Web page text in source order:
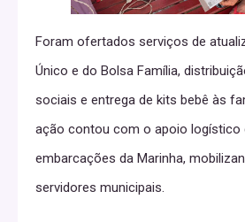
Foram ofertados serviços de
Único e do Bolsa Família,
sociais e entrega de kits bebê às
ação contou com o apoio logístico
embarcações da Marinha,
servidores municipais.